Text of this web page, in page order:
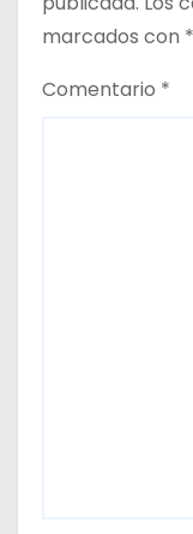
d
a
marcados con *
Comentario *